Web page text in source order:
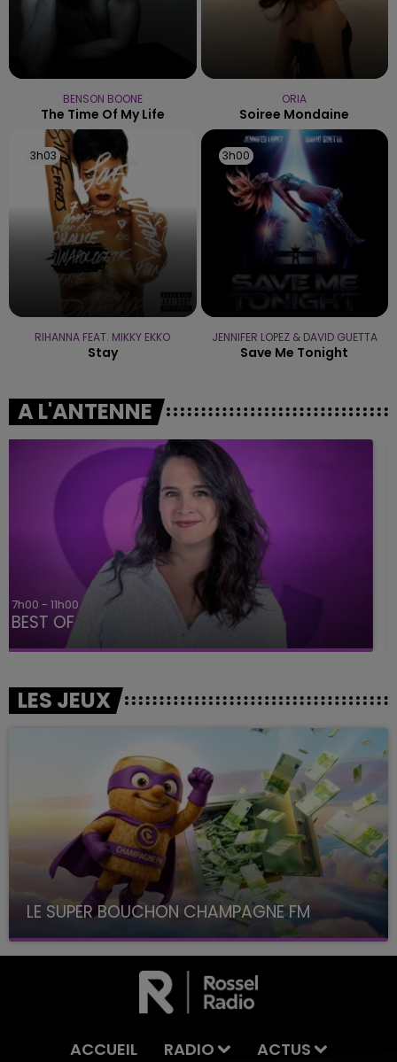
BENSON BOONE
The Time Of My Life
ORIA
Soiree Mondaine
3h03
3h03
RIHANNA FEAT. MIKKY EKKO
Stay
3h00
3h00
JENNIFER LOPEZ & DAVID GUETTA
Save Me Tonight
A L'ANTENNE
11h00 - 16h00
Le week-end Champagne FM
LES JEUX
LE SUPER BOUCHON CHAMPAGNE FM
avec La Famille Champagne FM, à 8H10
ACCUEIL RADIO ACTUS